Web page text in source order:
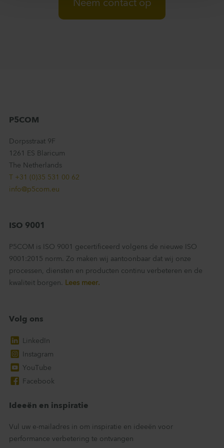
Neem contact op
P5COM
Dorpsstraat 9F
1261 ES Blaricum
The Netherlands
T +31 (0)35 531 00 62
info@p5com.eu
ISO 9001
P5COM is ISO 9001 gecertificeerd volgens de nieuwe ISO
9001:2015 norm. Zo maken wij aantoonbaar dat wij onze
processen, diensten en producten continu verbeteren en de
kwaliteit borgen.
Lees meer.
Volg ons
LinkedIn
Instagram
YouTube
Facebook
Ideeën en inspiratie
Vul uw e-mailadres in om inspiratie en ideeën voor
performance verbetering te ontvangen